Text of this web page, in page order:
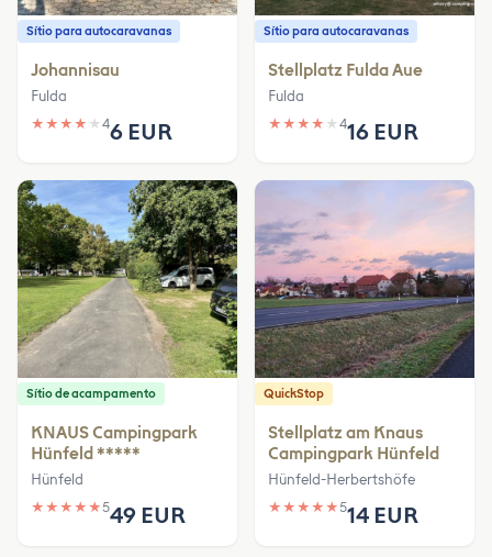
Sítio para autocaravanas
Johannisau
Fulda
★ ★ ★ ★ ★ 46 EUR
Sítio para autocaravanas
Stellplatz Fulda Aue
Fulda
★ ★ ★ ★ ★ 416 EUR
Sítio de acampamento
KNAUS Campingpark
Hünfeld *****
Hünfeld
★ ★ ★ ★ ★549 EUR
QuickStop
Stellplatz am Knaus
Campingpark Hünfeld
Hünfeld-Herbertshöfe
★ ★ ★ ★ ★514 EUR